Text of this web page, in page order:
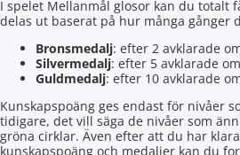
I spelet Mellanmål glosor kan du totalt
delas ut baserat på hur många gånger
Bronsmedalj: efter 2 avklarade
Silvermedalj: efter 5 avklarade
Guldmedalj: efter 10 avklarade
Kunskapspoäng ges endast för nivåer
tidigare, det vill säga de nivåer som
gröna cirklar. Även efter att du har
kunskapspoäng och medaljer kan du